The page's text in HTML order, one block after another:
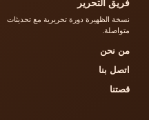
فريق التحرير
نسخة الظهيرة دورة تحريرية مع تحديثات
متواصلة.
من نحن
اتصل بنا
قصتنا